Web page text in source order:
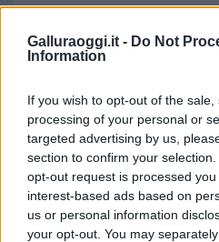
Galluraoggi.it - Do Not
Information
If you wish to opt-out of the
processing of your personal or
targeted advertising by us,
section to confirm your
opt-out request is processed
interest-based ads based on
us or personal information
your opt-out. You may
Porto Rotondo
nell’estate 2026
caviale e sabbia
Migliori cliniche di
in Europa:
pe…